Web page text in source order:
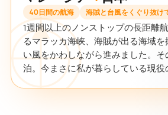
40日間の航海 海賊と台風をくぐり抜け
1週間以上のノンストップの長距離
るマラッカ海峡、海賊が出る海域
い風をかわしながら進みました。
泊。今まさに私が暮らしている現役